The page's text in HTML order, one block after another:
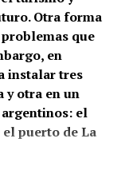
Otra forma
que
en
instalar tres
y otra en un
el
puerto de La